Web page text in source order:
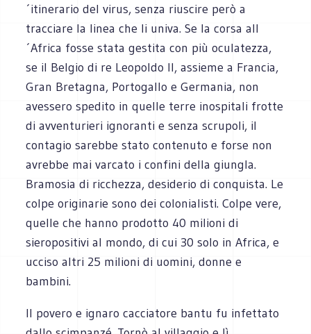
´itinerario del virus, senza riuscire però a
tracciare la linea che li univa. Se la corsa all
´Africa fosse stata gestita con più oculatezza,
se il Belgio di re Leopoldo II, assieme a Francia,
Gran Bretagna, Portogallo e Germania, non
avessero spedito in quelle terre inospitali frotte
di avventurieri ignoranti e senza scrupoli, il
contagio sarebbe stato contenuto e forse non
avrebbe mai varcato i confini della giungla.
Bramosia di ricchezza, desiderio di conquista. Le
colpe originarie sono dei colonialisti. Colpe vere,
quelle che hanno prodotto 40 milioni di
sieropositivi al mondo, di cui 30 solo in Africa, e
ucciso altri 25 milioni di uomini, donne e
bambini.
Il povero e ignaro cacciatore bantu fu infettato